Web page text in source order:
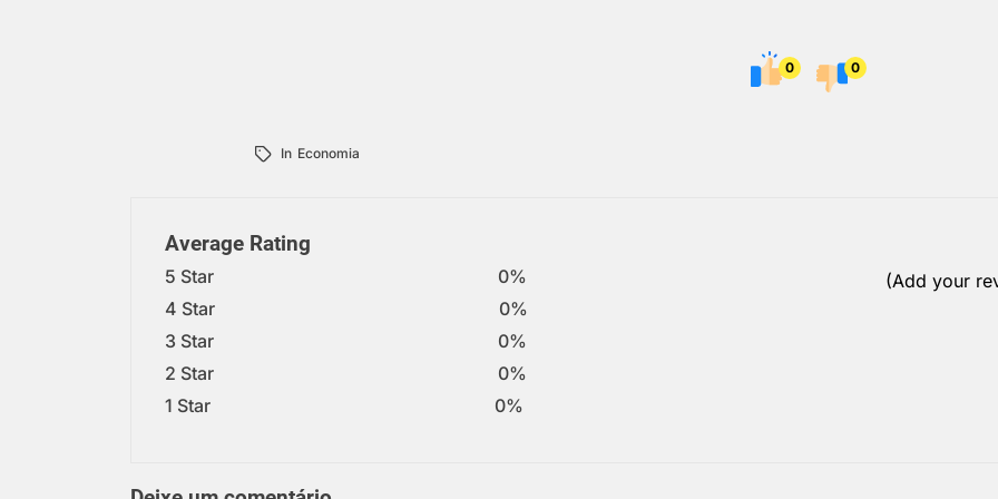
0 0
In Economia
Average Rating
5 Star
0%
4 Star
0%
3 Star
0%
2 Star
0%
1 Star
0%
(Add your